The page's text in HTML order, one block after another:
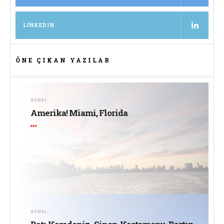
LINKEDIN
ÖNE ÇIKAN YAZILAR
GENEL
Amerika! Miami, Florida
GENEL